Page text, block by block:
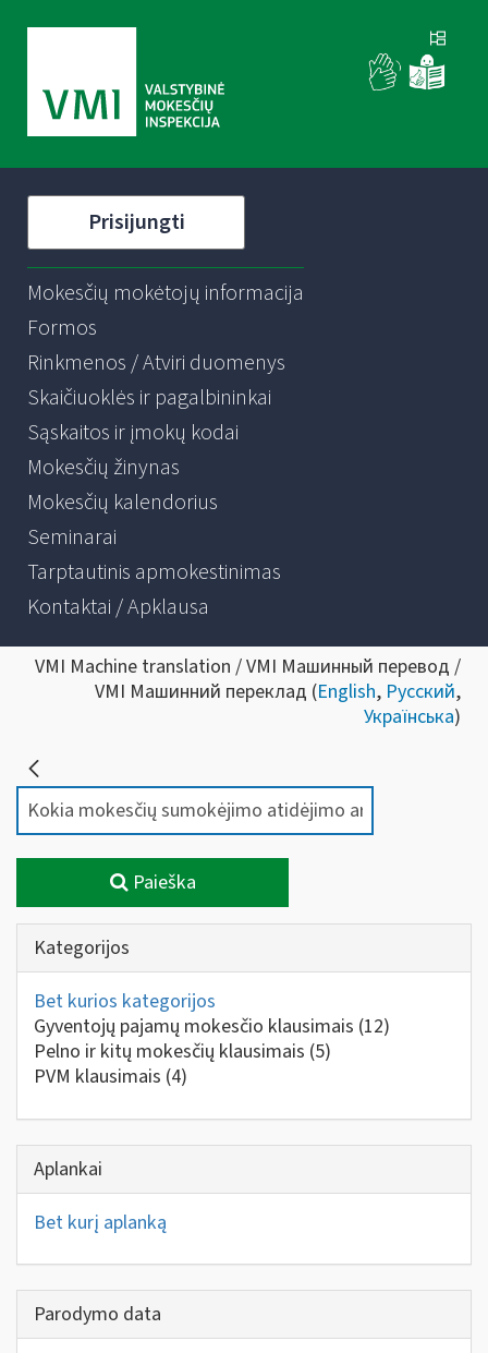
Prisijungti
Mokesčių mokėtojų informacija
Formos
Rinkmenos / Atviri duomenys
Skaičiuoklės ir pagalbininkai
Sąskaitos ir įmokų kodai
Mokesčių žinynas
Mokesčių kalendorius
Seminarai
Tarptautinis apmokestinimas
Kontaktai / Apklausa
VMI Machine translation / VMI Машинный перевод /
VMI Машинний переклад (English, Русский,
Українська)
Paieška
Kategorijos
Bet kurios kategorijos
Gyventojų pajamų mokesčio klausimais (12)
Pelno ir kitų mokesčių klausimais (5)
PVM klausimais (4)
Aplankai
Bet kurį aplanką
Parodymo data